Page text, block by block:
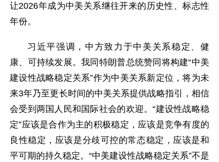
让2026年成为中美关系继往开来的历史性、标志性
年份。
习近平强调，中方致力于中美关系稳定、健
康、可持续发展。我同特朗普总统赞同将构建“中美
建设性战略稳定关系”作为中美关系新定位，将为未
来3年乃至更长时间的中美关系提供战略指引，相信
会受到两国人民和国际社会的欢迎。“建设性战略稳
定”应该是合作为主的积极稳定，应该是竞争有度的
良性稳定，应该是分歧可控的常态稳定，应该是和
平可期的持久稳定。“中美建设性战略稳定关系”不是